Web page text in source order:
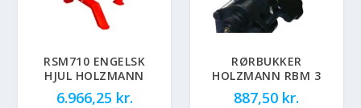
RSM710 ENGELSK
HJUL HOLZMANN
6.966,25 kr.
RØRBUKKER
HOLZMANN RBM 3
887,50 kr.